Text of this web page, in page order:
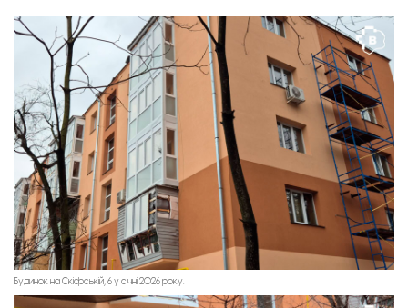
Будинок на Скіфській, 6 у січні 2026 року.